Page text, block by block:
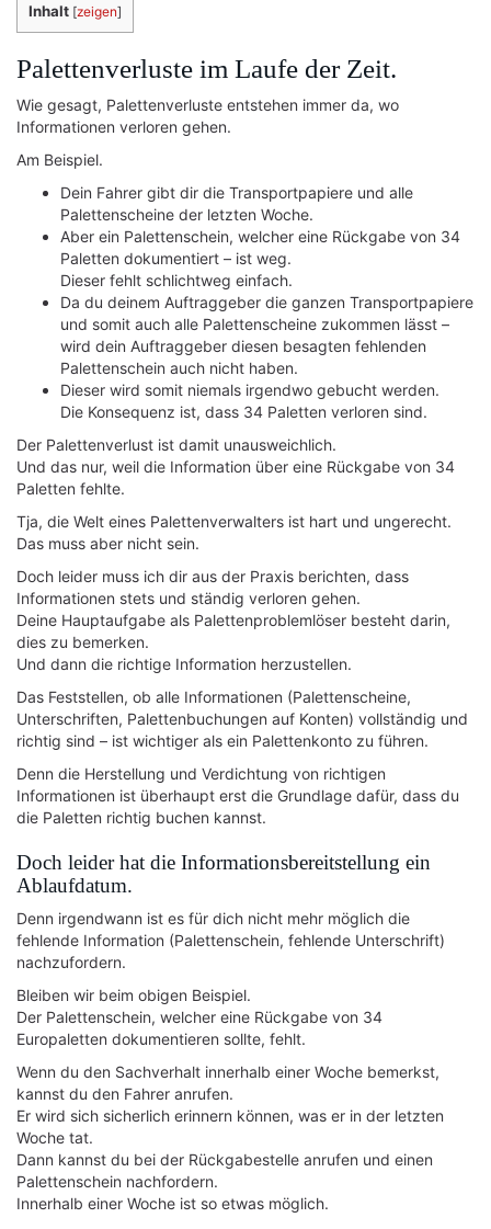
Inhalt [zeigen]
Palettenverluste im Laufe der Zeit.
Wie gesagt, Palettenverluste entstehen immer da, wo
Informationen verloren gehen.
Am Beispiel.
Dein Fahrer gibt dir die Transportpapiere und alle
Palettenscheine der letzten Woche.
Aber ein Palettenschein, welcher eine Rückgabe von 34
Paletten dokumentiert – ist weg.
Dieser fehlt schlichtweg einfach.
Da du deinem Auftraggeber die ganzen Transportpapiere
und somit auch alle Palettenscheine zukommen lässt –
wird dein Auftraggeber diesen besagten fehlenden
Palettenschein auch nicht haben.
Dieser wird somit niemals irgendwo gebucht werden.
Die Konsequenz ist, dass 34 Paletten verloren sind.
Der Palettenverlust ist damit unausweichlich.
Und das nur, weil die Information über eine Rückgabe von 34
Paletten fehlte.
Tja, die Welt eines Palettenverwalters ist hart und ungerecht.
Das muss aber nicht sein.
Doch leider muss ich dir aus der Praxis berichten, dass
Informationen stets und ständig verloren gehen.
Deine Hauptaufgabe als Palettenproblemlöser besteht darin,
dies zu bemerken.
Und dann die richtige Information herzustellen.
Das Feststellen, ob alle Informationen (Palettenscheine,
Unterschriften, Palettenbuchungen auf Konten) vollständig und
richtig sind – ist wichtiger als ein Palettenkonto zu führen.
Denn die Herstellung und Verdichtung von richtigen
Informationen ist überhaupt erst die Grundlage dafür, dass du
die Paletten richtig buchen kannst.
Doch leider hat die Informationsbereitstellung ein
Ablaufdatum.
Denn irgendwann ist es für dich nicht mehr möglich die
fehlende Information (Palettenschein, fehlende Unterschrift)
nachzufordern.
Bleiben wir beim obigen Beispiel.
Der Palettenschein, welcher eine Rückgabe von 34
Europaletten dokumentieren sollte, fehlt.
Wenn du den Sachverhalt innerhalb einer Woche bemerkst,
kannst du den Fahrer anrufen.
Er wird sich sicherlich erinnern können, was er in der letzten
Woche tat.
Dann kannst du bei der Rückgabestelle anrufen und einen
Palettenschein nachfordern.
Innerhalb einer Woche ist so etwas möglich.